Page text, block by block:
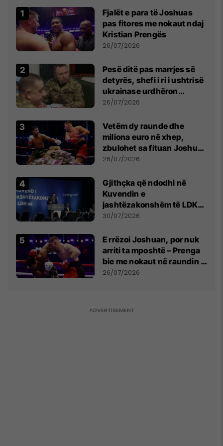
Fjalët e para të Joshuas
pas fitores me nokaut ndaj
Kristian Prengës
26/07/2026
Pesë ditë pas marrjes së
detyrës, shefi i ri i ushtrisë
ukrainase urdhëron
kontroll të madh
26/07/2026
Vetëm dy raunde dhe
miliona euro në xhep,
zbulohet sa fituan Joshua
e Prenga
26/07/2026
Gjithçka që ndodhi në
Kuvendin e
jashtëzakonshëm të LDK-
së
30/07/2026
E rrëzoi Joshuan, por nuk
arriti ta mposhtë – Prenga
bie me nokaut në raundin e
dytë
26/07/2026